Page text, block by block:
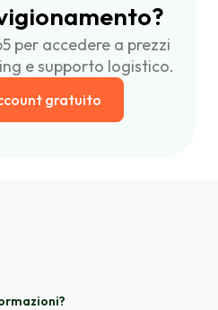
per accedere a prezzi
e supporto logistico.
gratuito